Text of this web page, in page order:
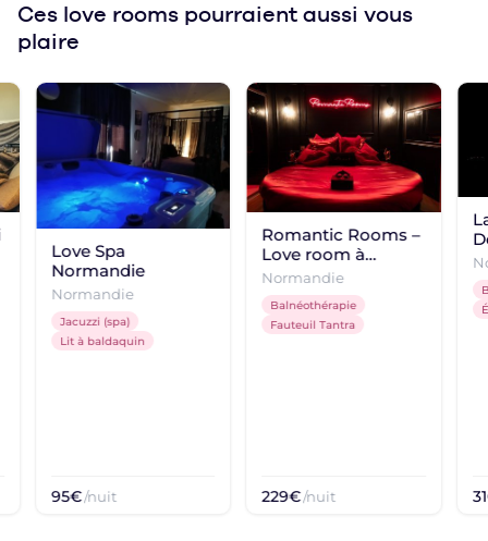
Ces love rooms pourraient aussi vous
plaire
Love Spa
Normandie
Normandie
Jacuzzi (spa)
Lit à baldaquin
95€/nuit
Romantic Rooms –
Love room à
Granville
Normandie
Balnéothérapie
Fauteuil Tantra
229€/nuit